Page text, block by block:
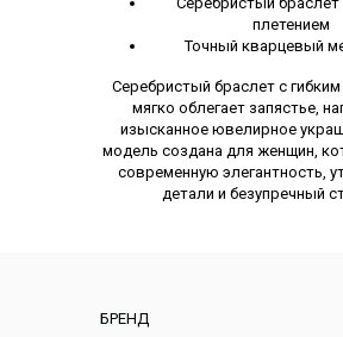
БРЕНД
плетением
Точный кварцевый
Серебристый браслет с
мягко облегает запястье,
изысканное ювелирное
модель создана для женщин,
современную элегантность,
детали и безупречный